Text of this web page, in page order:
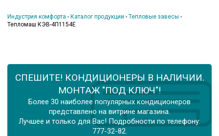
Индустрия комфорта - Каталог продукции - Тепловые завесы -
Тепломаш КЭВ-4П1154Е
СПЕШИТЕ! КОНДИЦИОНЕРЫ В НАЛИЧИИ.
МОНТАЖ "ПОД КЛЮЧ"!
Более 30 наиболее популярных кондиционеров
представлено на витрине магазина.
Лучшее и только для Вас! Подробности по телефону:
777-32-82.